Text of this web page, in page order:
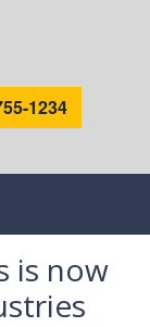
1234
is now